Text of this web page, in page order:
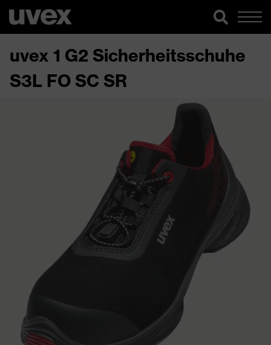
uvex 1 G2 Sicherheitsschuhe
S3L FO SC SR